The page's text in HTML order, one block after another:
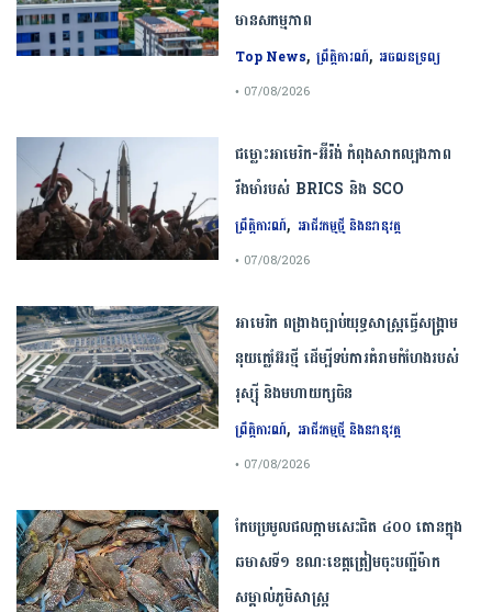
មានសកម្មភាព
Top News,ព្រឹត្តិការណ៍, អចលនទ្រព្យ
• 07/08/2026
ជម្លោះ​អាមេរិក​-​អ៊ីរ៉ង់​ ​កំពុង​សាកល្បង​ភាព​
រឹងមាំ​របស់​ ​BRICS​ ​និង​ ​SCO​
ព្រឹត្តិការណ៍, អាជីវកម្មថ្មី និងនវានុវត្ត
• 07/08/2026
​អាមេរិក​ ពង្រាងច្បាប់​យុទ្ធសាស្ត្រ​ធ្វើ​សង្គ្រាម​
នុយក្លេអ៊ែរ​ថ្មី ដើម្បីទប់ការគំរាមកំហែងរបស់​
រុស្ស៊ី និងមហាយក្សចិន
ព្រឹត្តិការណ៍, អាជីវកម្មថ្មី និងនវានុវត្ត
• 07/08/2026
កែប​ប្រមូល​ផល​ក្តាម​សេះ​ជិត​ ​៤០០ ​តោន​ក្នុង​
ឆមាស​ទី​១​ ​ខណៈ​ខេត្ត​ត្រៀម​ចុះបញ្ជី​ម៉ាក​
សម្គាល់​ភូមិសាស្ត្រ​